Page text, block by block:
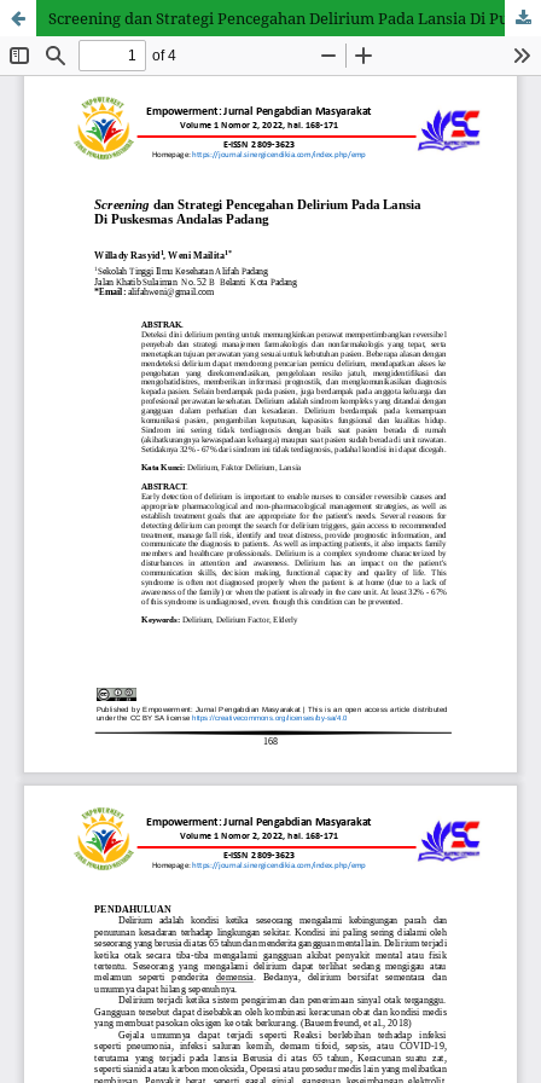
Screening dan Strategi Pencegahan Delirium Pada Lansia Di Puskesmas Andalas Padang